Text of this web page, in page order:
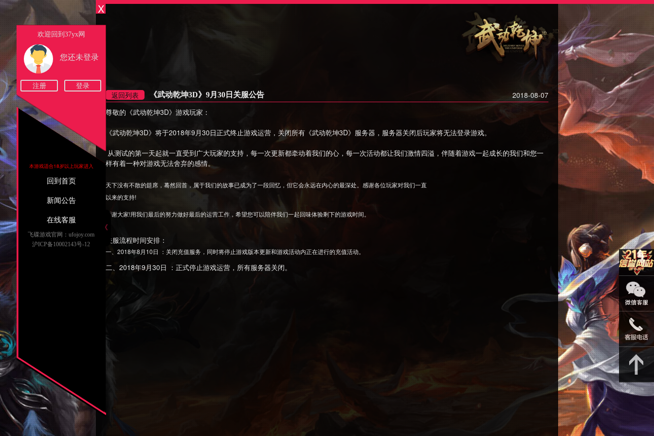
2018-08-07
返回列表 《武动乾坤3D》9月30日关服公告
尊敬的《武动乾坤3D》游戏玩家：
《武动乾坤3D》将于2018年9月30日正式终止游戏运营，关闭所有《武动乾坤3D》服务器，服务器关闭后玩家将无法登录游戏。
从测试的第一天起就一直受到广大玩家的支持，每一次更新都牵动着我们的心，每一次活动都让我们激情四溢，伴随着游戏一起成长的我们和您一
样有着一种对游戏无法舍弃的感情。
天下没有不散的筵席，蓦然回首，属于我们的故事已成为了一段回忆，但它会永远在内心的最深处。感谢各位玩家对我们一直
以来的支持!
谢谢大家!用我们最后的努力做好最后的运营工作，希望您可以陪伴我们一起回味体验剩下的游戏时间。
关服流程时间安排：
一、2018年8月10日 ：关闭充值服务，同时将停止游戏版本更新和游戏活动内正在进行的充值活动。
二、2018年9月30日 ：正式停止游戏运营，所有服务器关闭。
X
欢迎回到37yx网
您还未登录
登录
注册
本游戏适合18岁以上玩家进入
回到首页
新闻公告
在线客服
飞碟游戏官网：ufojoy.com
沪ICP备10002143号-12
《
Powered by
ufojoy.com
Copyright © 2009 - 2017